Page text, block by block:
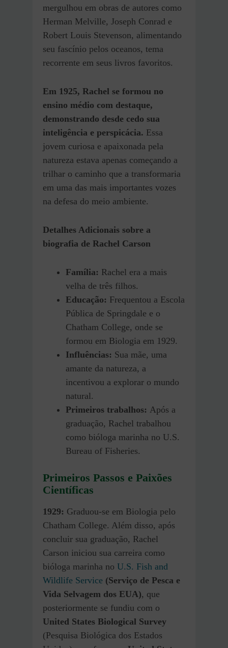
mergulhou em obras de autores como
Herman Melville, Joseph Conrad e
Robert Louis Stevenson, alimentando
seu fascínio pelos oceanos, tema
recorrente em seus livros favoritos.
Em 1925, Rachel se formou no
ensino médio com destaque,
demonstrando desde cedo sua
inteligência e perspicácia. Essa
jovem curiosa e apaixonada pela
natureza estava apenas começando a
trilhar o caminho que a transformaria
em uma das mais importantes vozes
na defesa do meio ambiente.
Detalhes Adicionais sobre a
biografia de Rachel Carson
Família: Rachel era a mais
velha de três filhos.
Educação: Frequentou a Escola
Pública de Springdale e o
Chatham College, onde se
formou em Biologia em 1929.
Influências: Sua mãe, uma
amante da natureza, a
incentivou a explorar o mundo
natural.
Primeiros trabalhos: Após a
graduação, Rachel trabalhou
como bióloga marinha no U.S.
Bureau of Fisheries.
Primeiros Passos e Paixões
Científicas
1929: Graduou-se em Biologia pelo
Chatham College. Além disso, após
concluir sua graduação, Rachel
Carson iniciou sua carreira como
bióloga marinha no U.S. Fish and
Wildlife Service (Serviço de Pesca e
Vida Selvagem dos EUA), que
posteriormente se fundiu com o
United States Biological Survey
(Pesquisa Biológica dos Estados